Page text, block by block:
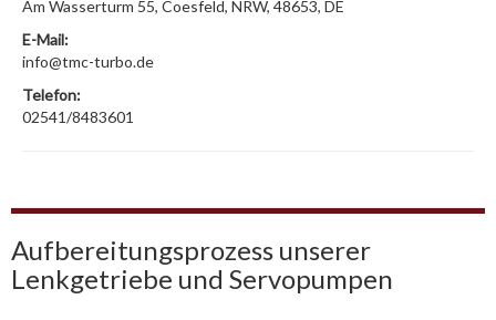
Am Wasserturm 55, Coesfeld, NRW, 48653, DE
E-Mail:
info@tmc-turbo.de
Telefon:
02541/8483601
Aufbereitungsprozess unserer
Lenkgetriebe und Servopumpen